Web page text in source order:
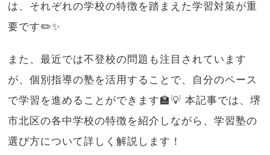
は、それぞれの学校の特徴を踏まえた学習対策が重
要です✏️✨
また、最近では不登校の問題も注目されています
が、個別指導の塾を活用することで、自分のペース
で学習を進めることができます🏫💡 本記事では、堺
市北区の各中学校の特徴を紹介しながら、学習塾の
選び方について詳しく解説します！